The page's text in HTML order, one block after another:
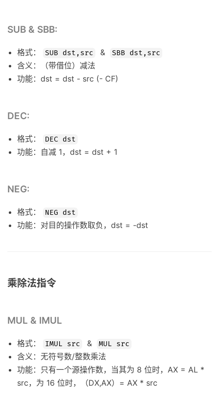
SUB & SBB:
格式： SUB dst,src & SBB dst,src
含义：（带借位）减法
功能：dst = dst - src (- CF)
DEC:
格式： DEC dst
功能：自减 1，dst = dst + 1
NEG:
格式： NEG dst
功能：对目的操作数取负，dst = -dst
乘除法指令
MUL & IMUL
格式： IMUL src & MUL src
含义：无符号数/整数乘法
功能：只有一个源操作数，当其为 8 位时，AX = AL *
src，为 16 位时，（DX,AX）= AX * src